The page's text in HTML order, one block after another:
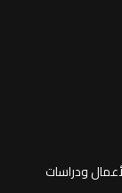
ودراسات